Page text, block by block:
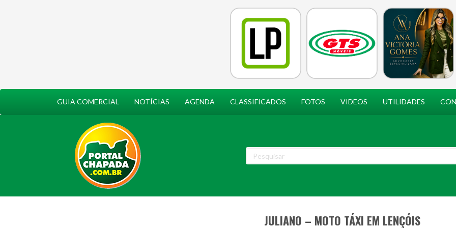
GUIA COMERCIAL NOTÍCIAS AGENDA CLASSIFICADOS FOTOS VIDEOS UTILIDADES
JULIANO – MOTO TÁXI EM LENÇÓIS